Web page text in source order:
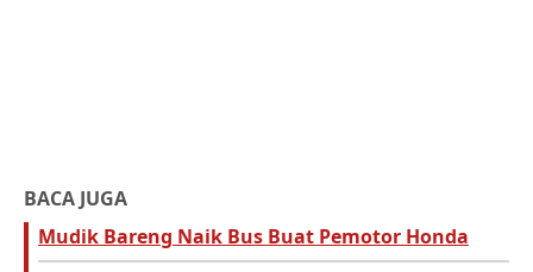
BACA JUGA
Mudik Bareng Naik Bus Buat Pemotor Honda